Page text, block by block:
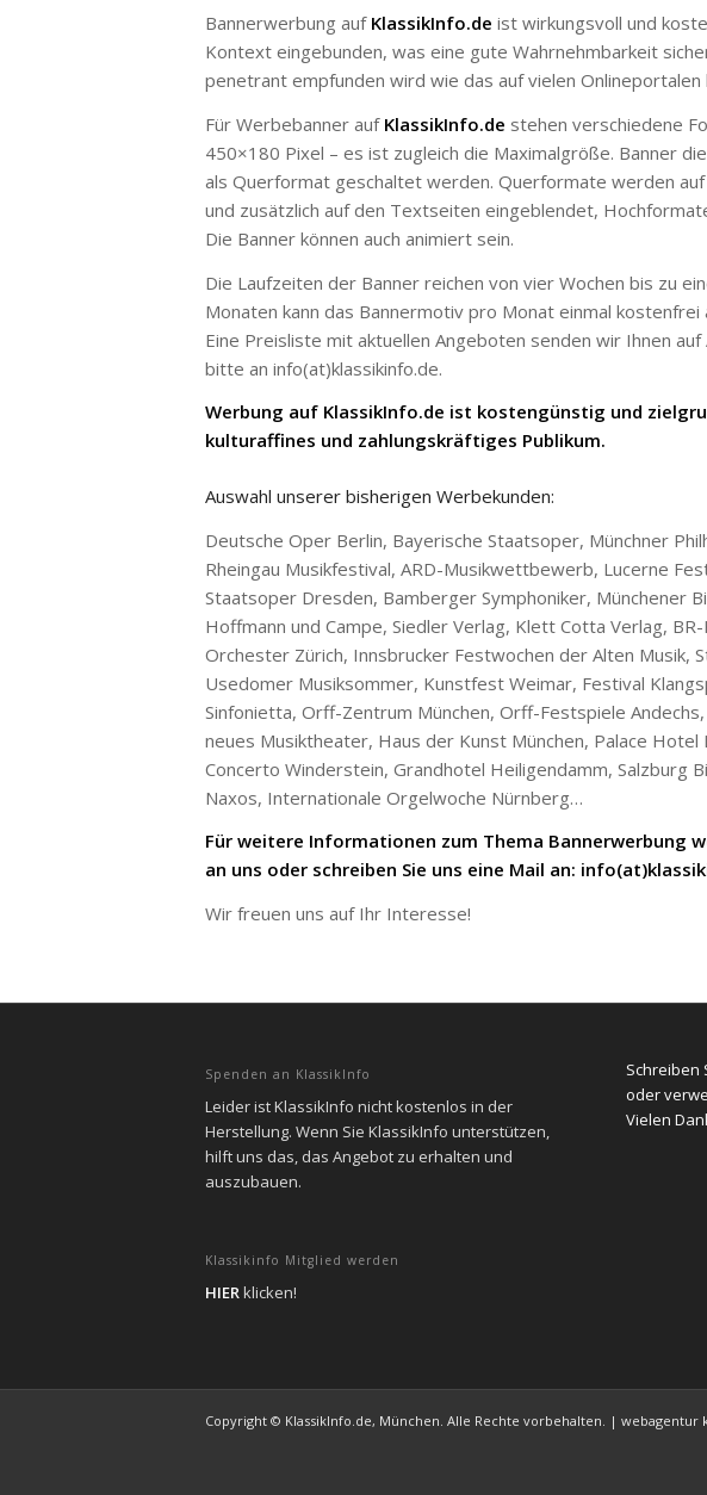
Bannerwerbung auf KlassikInfo.de ist wirkungsvoll und
Kontext eingebunden, was eine gute Wahrnehmbarkeit
penetrant empfunden wird wie das auf vielen Onlineportalen
Für Werbebanner auf KlassikInfo.de stehen verschiedene
450×180 Pixel – es ist zugleich die Maximalgröße. Banner
als Querformat geschaltet werden. Querformate werden
und zusätzlich auf den Textseiten eingeblendet,
Die Banner können auch animiert sein.
Die Laufzeiten der Banner reichen von vier Wochen bis zu
Monaten kann das Bannermotiv pro Monat einmal
Eine Preisliste mit aktuellen Angeboten senden wir Ihnen auf
bitte an info(at)klassikinfo.de.
Werbung auf KlassikInfo.de ist kostengünstig und
kulturaffines und zahlungskräftiges Publikum.
Auswahl unserer bisherigen Werbekunden:
Deutsche Oper Berlin, Bayerische Staatsoper, Münchner
Rheingau Musikfestival, ARD-Musikwettbewerb, Lucerne
Staatsoper Dresden, Bamberger Symphoniker, Münchener
Hoffmann und Campe, Siedler Verlag, Klett Cotta Verlag,
Orchester Zürich, Innsbrucker Festwochen der Alten Musik,
Usedomer Musiksommer, Kunstfest Weimar, Festival
Sinfonietta, Orff-Zentrum München, Orff-Festspiele
neues Musiktheater, Haus der Kunst München, Palace Hotel
Concerto Winderstein, Grandhotel Heiligendamm, Salzburg
Naxos, Internationale Orgelwoche Nürnberg…
Für weitere Informationen zum Thema Bannerwerbung
an uns oder schreiben Sie uns eine Mail an:
Wir freuen uns auf Ihr Interesse!
Spenden an KlassikInfo
Leider ist KlassikInfo nicht kostenlos in der
Herstellung. Wenn Sie KlassikInfo unterstützen,
hilft uns das, das Angebot zu erhalten und
auszubauen.
Klassikinfo Mitglied werden
HIER klicken!
Schreiben
oder
Vielen
Copyright © KlassikInfo.de, München. Alle Rechte vorbehalten. | webagentur